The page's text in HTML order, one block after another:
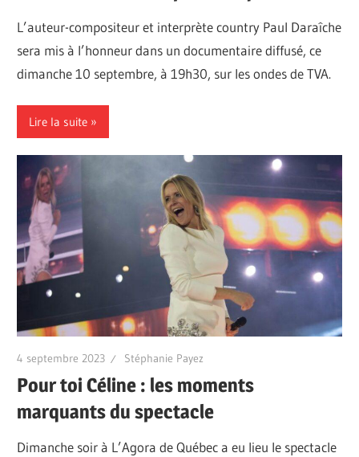
L’auteur-compositeur et interprète country Paul Daraîche
sera mis à l’honneur dans un documentaire diffusé, ce
dimanche 10 septembre, à 19h30, sur les ondes de TVA.
Lire la suite
4 septembre 2023 Stéphanie Payez
Pour toi Céline : les moments
marquants du spectacle
Dimanche soir à L’Agora de Québec a eu lieu le spectacle